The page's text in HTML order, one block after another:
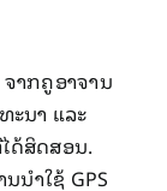
າກຄູອາຈານ
ນາ ແລະ
ດ້ສິດສອນ.
າໃຊ້ GPS